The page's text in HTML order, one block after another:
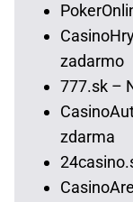
zadarmo
777.sk –
zdarma